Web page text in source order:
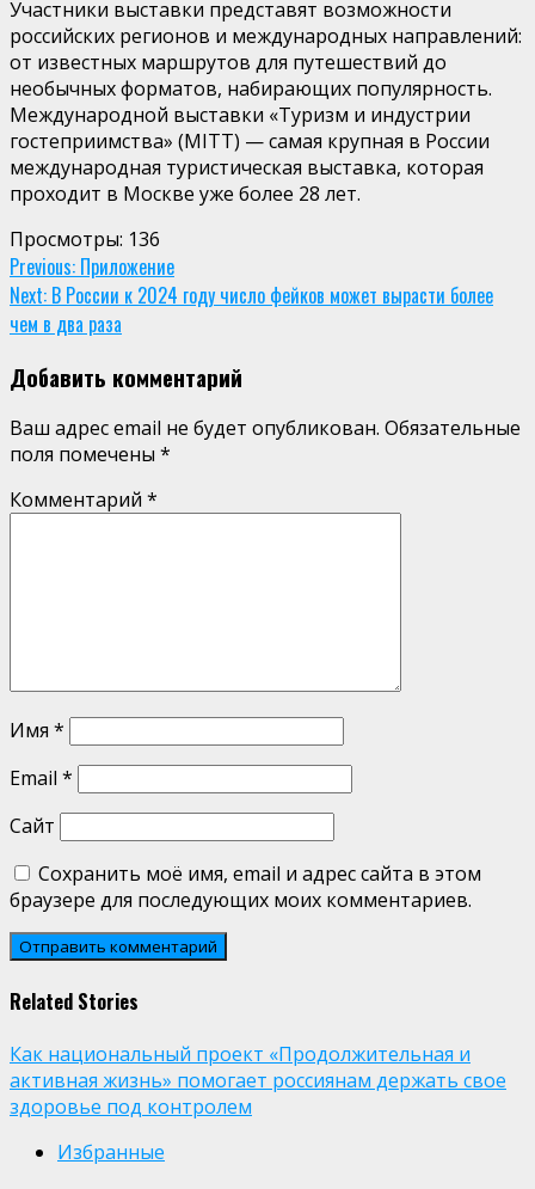
Участники выставки представят возможности
российских регионов и международных направлений:
от известных маршрутов для путешествий до
необычных форматов, набирающих популярность.
Международной выставки «Туризм и индустрии
гостеприимства» (MITT) — самая крупная в России
международная туристическая выставка, которая
проходит в Москве уже более 28 лет.
Просмотры: 136
Continue
Reading
Previous: Приложение
Next: В России к 2024 году число фейков может вырасти более
чем в два раза
Добавить комментарий
Ваш адрес email не будет опубликован. Обязательные
поля помечены *
Комментарий *
Имя *
Email *
Сайт
Сохранить моё имя, email и адрес сайта в этом
браузере для последующих моих комментариев.
Related Stories
Как национальный проект «Продолжительная и
активная жизнь» помогает россиянам держать свое
здоровье под контролем
Избранные